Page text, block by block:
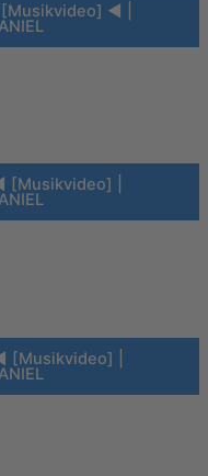
[Musikvideo] ◄ |
[Musikvideo] |
[Musikvideo] |